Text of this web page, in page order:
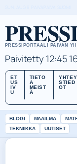
PRESSIPORTAALI PAIVAN
Paivitetty 12:45
ET
US
IV
U
TIETO
A
MEIST
Ä
YHTEY
STIED
OT
BLOGI MAAILMA
TEKNIIKKA
UUTISET